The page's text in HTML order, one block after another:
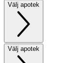
Välj apotek
Välj apotek